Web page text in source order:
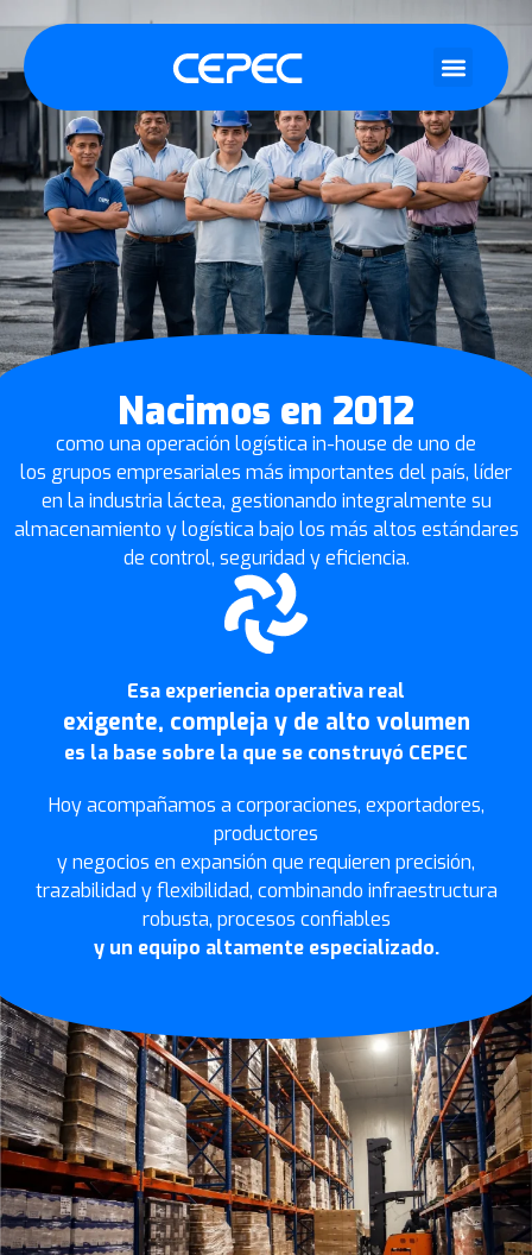
Nacimos en 2012
como una operación logística in-house de uno de
los grupos empresariales más importantes del país, líder
en la industria láctea, gestionando integralmente su
almacenamiento y logística bajo los más altos estándares
de control, seguridad y eficiencia.
Esa experiencia operativa real
exigente, compleja y de alto volumen
es la base sobre la que se construyó CEPEC
Hoy acompañamos a corporaciones, exportadores,
productores
y negocios en expansión que requieren precisión,
trazabilidad y flexibilidad, combinando infraestructura
robusta, procesos confiables
y un equipo altamente especializado.